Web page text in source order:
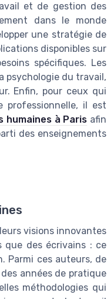
et de gestion des
dans le monde
une stratégie de
disponibles sur
spécifiques. Les
psychologie du travail,
Enfin, pour ceux qui
professionnelle, il est
humaines à Paris afin
des enseignements
visions innovantes
que des écrivains : ce
Parmi ces auteurs, de
années de pratique
méthodologies qui